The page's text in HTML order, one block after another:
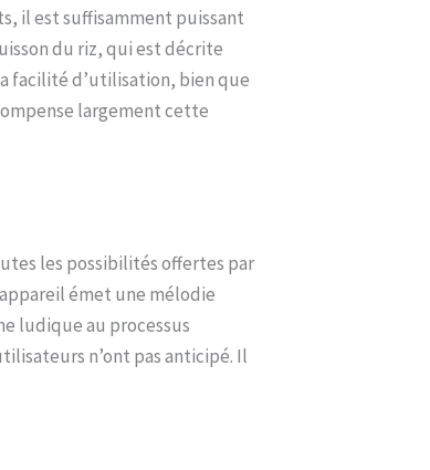
il est suffisamment puissant
du riz, qui est décrite
facilité d’utilisation, bien que
largement cette
les possibilités offertes par
émet une mélodie
ludique au processus
n’ont pas anticipé. Il